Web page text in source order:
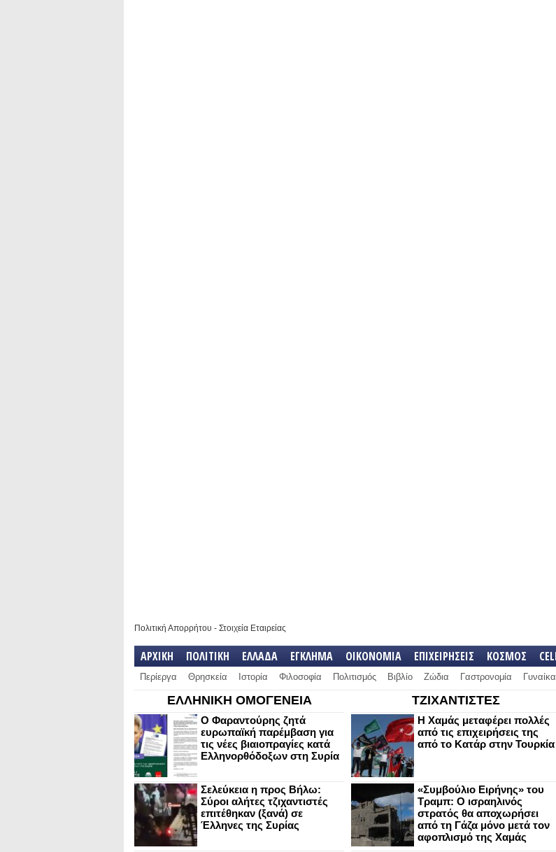
Πολιτική Απορρήτου - Στοιχεία Εταιρείας
ΑΡΧΙΚΗ ΠΟΛΙΤΙΚΗ ΕΛΛΑΔΑ ΕΓΚΛΗΜΑ ΟΙΚΟΝΟΜΙΑ ΕΠΙΧΕΙΡΗΣΕΙΣ ΚΟΣΜΟΣ
Περίεργα Θρησκεία Ιστορία Φιλοσοφία Πολιτισμός Βιβλίο Ζώδια Γαστρονομία Γυναίκα
ΕΛΛΗΝΙΚΗ ΟΜΟΓΕΝΕΙΑ
Ο Φαραντούρης ζητά
ευρωπαϊκή παρέμβαση για
τις νέες βιαιοπραγίες κατά
Ελληνορθόδοξων στη Συρία
Σελεύκεια η προς Βήλω:
Σύροι αλήτες τζιχαντιστές
επιτέθηκαν (ξανά) σε
Έλληνες της Συρίας
ΤΖΙΧΑΝΤΙΣΤΕΣ
Η Χαμάς μεταφέρει πολλές
από τις επιχειρήσεις της
από το Κατάρ στην Τουρκία
«Συμβούλιο Ειρήνης» του
Τραμπ: Ο ισραηλινός
στρατός θα αποχωρήσει
από τη Γάζα μόνο μετά τον
αφοπλισμό της Χαμάς